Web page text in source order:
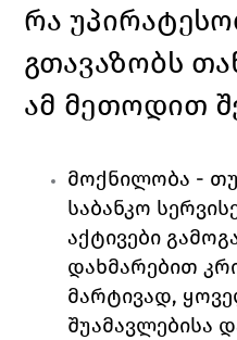
რა
გთავაზობს
ამ მეთოდით
მოქნილობა -
საბანკო
აქტივები
დახმარებით
მარტივად,
შუამავლებისა